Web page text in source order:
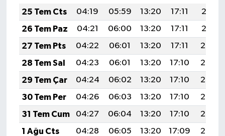
25 Tem Cts
04:19 05:59 13:20 17:11
20:31
26 Tem Paz
04:21 06:00 13:20 17:11
20:31
27 Tem Pts
04:22 06:01 13:20 17:11
20:30
28 Tem Sal
04:23 06:01 13:20 17:10
20:29
29 Tem Çar
04:24 06:02 13:20 17:10
20:28
30 Tem Per
04:26 06:03 13:20 17:10
20:27
31 Tem Cum
04:27 06:04 13:20 17:10
20:26
1 Ağu Cts
04:28 06:05 13:20 17:09
20:25